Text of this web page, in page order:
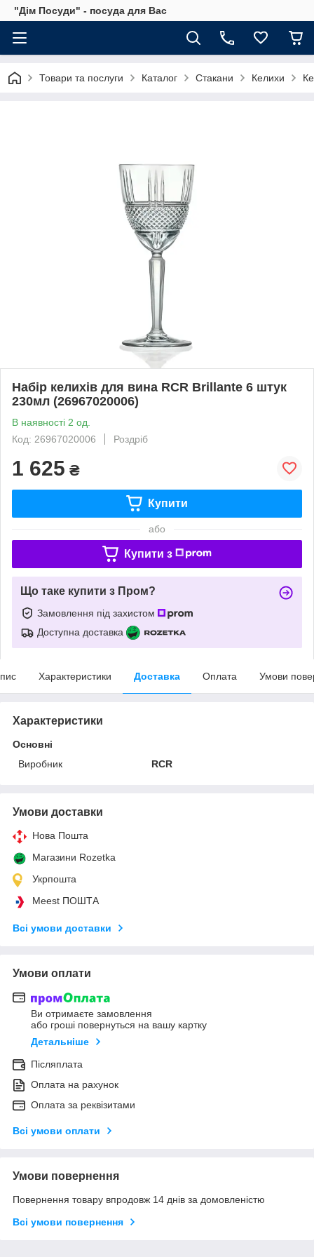
"Дім Посуди" - посуда для Вас
Товари та послуги Каталог Стакани Келихи
Набір келихів для вина RCR Brillante 6 штук
230мл (26967020006)
В наявності 2 од.
Код: 26967020006
Роздріб
1 625 ₴
Купити
або
Купити з
Що таке купити з Пром?
Замовлення під захистом
Доступна доставка
Характеристики Доставка Оплата Умови
Характеристики
Основні
Виробник
RCR
Умови доставки
Нова Пошта
Магазини Rozetka
Укрпошта
Meest ПОШТА
Всі умови доставки
Умови оплати
Ви отримаєте замовлення
або гроші повернуться на вашу картку
Детальніше
Післяплата
Оплата на рахунок
Оплата за реквізитами
Всі умови оплати
Умови повернення
Повернення товару впродовж 14 днів за домовленістю
Всі умови повернення